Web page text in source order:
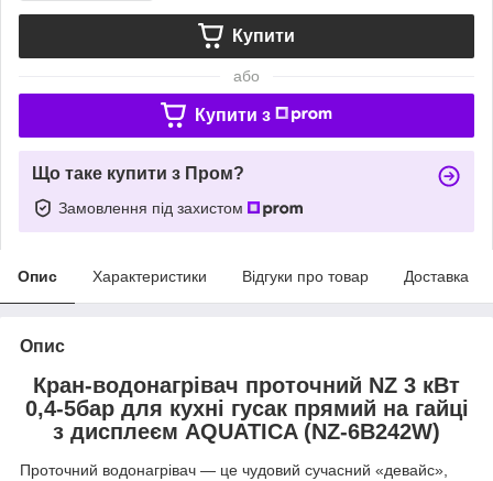
Купити
або
Купити з
Що таке купити з Пром?
Замовлення під захистом
Опис Характеристики Відгуки про товар Доставка
Опис
Кран-водонагрівач проточний NZ 3 кВт
0,4-5бар для кухні гусак прямий на гайці
з дисплеєм AQUATICA (NZ-6B242W)
Проточний водонагрівач — це чудовий сучасний «девайс»,